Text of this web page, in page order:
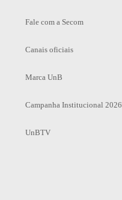
Fale com a Secom
Canais oficiais
Marca UnB
Campanha Institucional 2026
UnBTV